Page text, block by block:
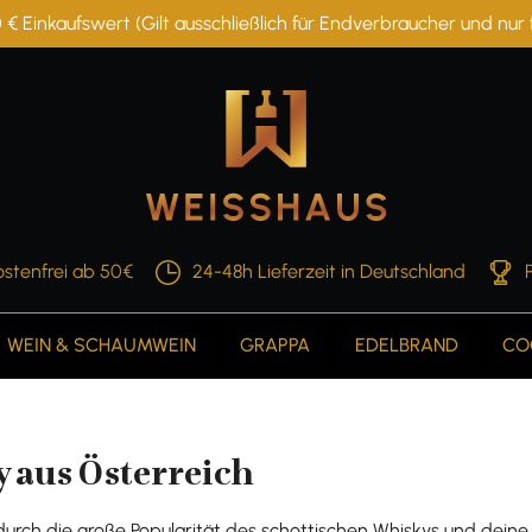
Einkaufswert (Gilt ausschließlich für Endverbraucher und
ab 50€ 24-48h Lieferzeit in Deutschland
WEIN & SCHAUMWEIN GRAPPA EDELBRAND
aus Österreich